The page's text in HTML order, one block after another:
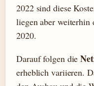
2022 sind diese
liegen aber weiterhin
2020.
Darauf folgen die
erheblich variieren.